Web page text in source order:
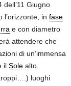
Giugno
l’orizzonte, in fase
e con diametro
attendere che
di un’immensa
il Sole alto
luoghi